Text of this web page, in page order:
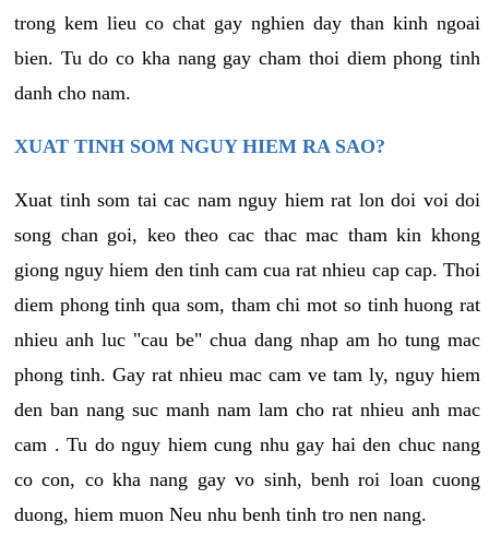
trong kem lieu co chat gay nghien day than kinh ngoai
bien. Tu do co kha nang gay cham thoi diem phong tinh
danh cho nam.
XUAT TINH SOM NGUY HIEM RA SAO?
Xuat tinh som tai cac nam nguy hiem rat lon doi voi doi
song chan goi, keo theo cac thac mac tham kin khong
giong nguy hiem den tinh cam cua rat nhieu cap cap. Thoi
diem phong tinh qua som, tham chi mot so tinh huong rat
nhieu anh luc "cau be" chua dang nhap am ho tung mac
phong tinh. Gay rat nhieu mac cam ve tam ly, nguy hiem
den ban nang suc manh nam lam cho rat nhieu anh mac
cam . Tu do nguy hiem cung nhu gay hai den chuc nang
co con, co kha nang gay vo sinh, benh roi loan cuong
duong, hiem muon Neu nhu benh tinh tro nen nang.